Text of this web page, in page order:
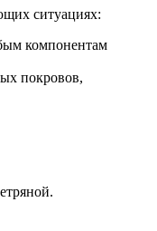
ситуациях:
компонентам
покровов,